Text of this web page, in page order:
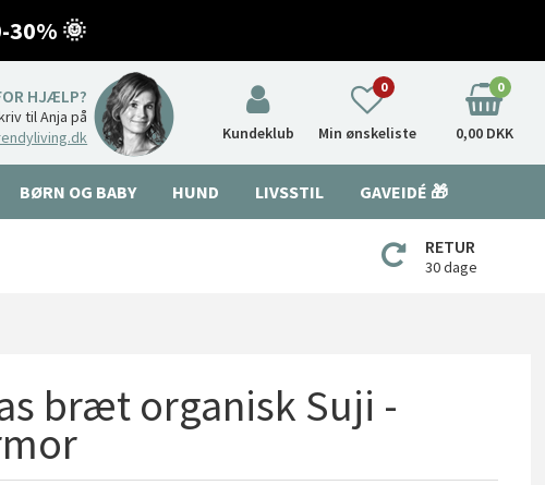
30% 🌞
HJÆLP?
til Anja på
Kundeklub Min ønskeliste
0 0
0,00 DKK
BØRN OG BABY HUND LIVSSTIL GAVEIDÉ 🎁
RETUR
30 dage
bræt organisk Suji -